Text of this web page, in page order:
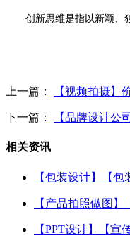
创新思维是指以新颖、
上一篇： 【视频拍摄】
下一篇： 【品牌设计公
相关资讯
【包装设计】【
【产品拍照做图
【PPT设计】【